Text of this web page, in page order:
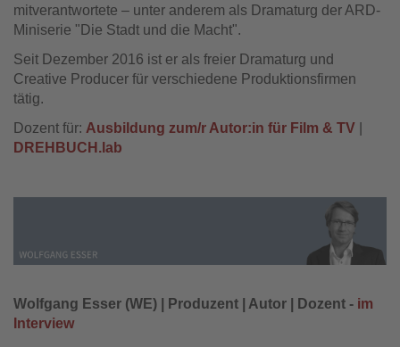
mitverantwortete – unter anderem als Dramaturg der ARD-
Miniserie "Die Stadt und die Macht".
Seit Dezember 2016 ist er als freier Dramaturg und
Creative Producer für verschiedene Produktionsfirmen
tätig.
Dozent für: Ausbildung zum/r Autor:in für Film & TV
DREHBUCH.lab
Wolfgang Esser (WE) | Produzent | Autor | Dozent - im
Interview